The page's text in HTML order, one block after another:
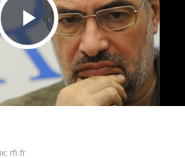
Play Video